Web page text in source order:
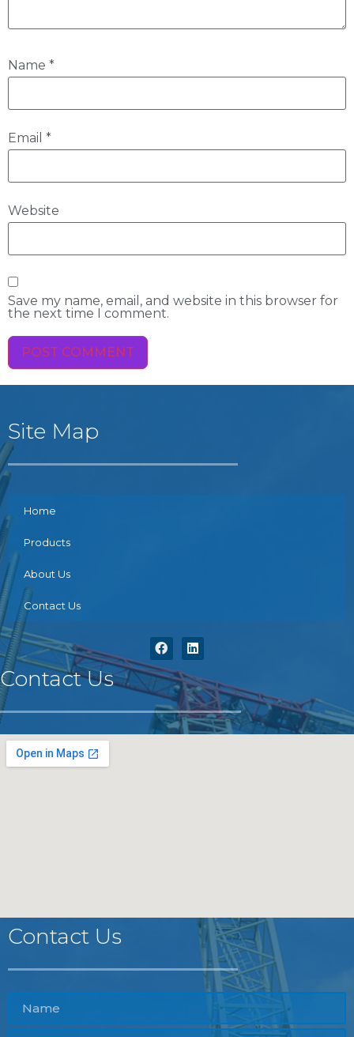
Name *
Email *
Website
Save my name, email, and website in this browser for
the next time I comment.
Site Map
Home
Products
About Us
Contact Us
Contact Us
Contact Us